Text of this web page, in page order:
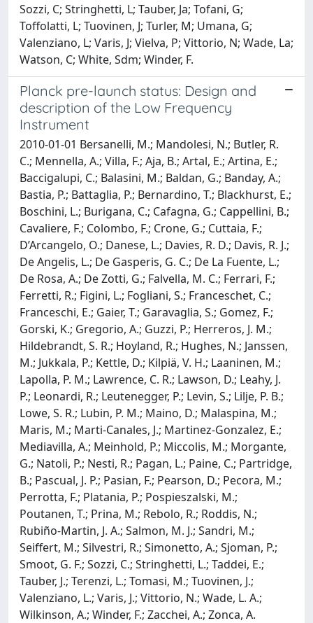
Sozzi, C; Stringhetti, L; Tauber, Ja; Tofani, G;
Toffolatti, L; Tuovinen, J; Turler, M; Umana, G;
Valenziano, L; Varis, J; Vielva, P; Vittorio, N; Wade, La;
Watson, C; White, Sdm; Winder, F.
Planck pre-launch status: Design and
description of the Low Frequency
Instrument
2010-01-01 Bersanelli, M.; Mandolesi, N.; Butler, R.
C.; Mennella, A.; Villa, F.; Aja, B.; Artal, E.; Artina, E.;
Baccigalupi, C.; Balasini, M.; Baldan, G.; Banday, A.;
Bastia, P.; Battaglia, P.; Bernardino, T.; Blackhurst, E.;
Boschini, L.; Burigana, C.; Cafagna, G.; Cappellini, B.;
Cavaliere, F.; Colombo, F.; Crone, G.; Cuttaia, F.;
D’Arcangelo, O.; Danese, L.; Davies, R. D.; Davis, R. J.;
De Angelis, L.; De Gasperis, G. C.; De La Fuente, L.;
De Rosa, A.; De Zotti, G.; Falvella, M. C.; Ferrari, F.;
Ferretti, R.; Figini, L.; Fogliani, S.; Franceschet, C.;
Franceschi, E.; Gaier, T.; Garavaglia, S.; Gomez, F.;
Gorski, K.; Gregorio, A.; Guzzi, P.; Herreros, J. M.;
Hildebrandt, S. R.; Hoyland, R.; Hughes, N.; Janssen,
M.; Jukkala, P.; Kettle, D.; Kilpiä, V. H.; Laaninen, M.;
Lapolla, P. M.; Lawrence, C. R.; Lawson, D.; Leahy, J.
P.; Leonardi, R.; Leutenegger, P.; Levin, S.; Lilje, P. B.;
Lowe, S. R.; Lubin, P. M.; Maino, D.; Malaspina, M.;
Maris, M.; Marti-Canales, J.; Martinez-Gonzalez, E.;
Mediavilla, A.; Meinhold, P.; Miccolis, M.; Morgante,
G.; Natoli, P.; Nesti, R.; Pagan, L.; Paine, C.; Partridge,
B.; Pascual, J. P.; Pasian, F.; Pearson, D.; Pecora, M.;
Perrotta, F.; Platania, P.; Pospieszalski, M.;
Poutanen, T.; Prina, M.; Rebolo, R.; Roddis, N.;
Rubiño-Martin, J. A.; Salmon, M. J.; Sandri, M.;
Seiffert, M.; Silvestri, R.; Simonetto, A.; Sjoman, P.;
Smoot, G. F.; Sozzi, C.; Stringhetti, L.; Taddei, E.;
Tauber, J.; Terenzi, L.; Tomasi, M.; Tuovinen, J.;
Valenziano, L.; Varis, J.; Vittorio, N.; Wade, L. A.;
Wilkinson, A.; Winder, F.; Zacchei, A.; Zonca, A.